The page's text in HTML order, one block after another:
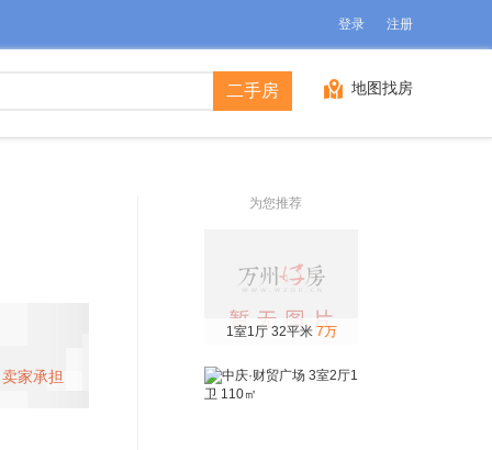
登录 注册
地图找房
二手房
卖家承担
为您推荐
1室1厅 32平米 7万